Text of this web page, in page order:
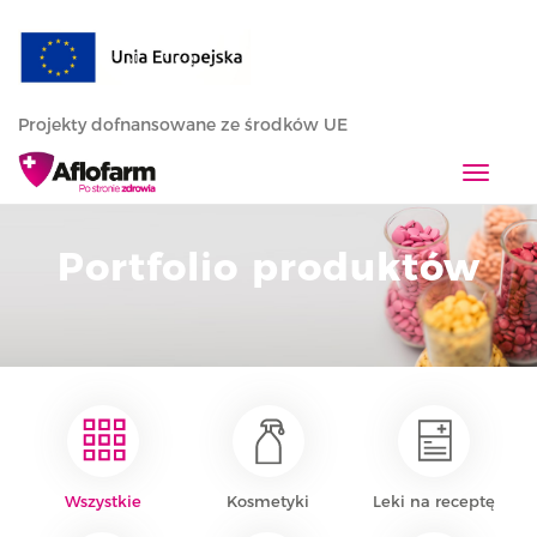
Projekty dofnansowane ze środków UE
T
o
g
g
l
e
n
a
Portfolio produktów
Wszystkie Kosmetyki Leki na receptę